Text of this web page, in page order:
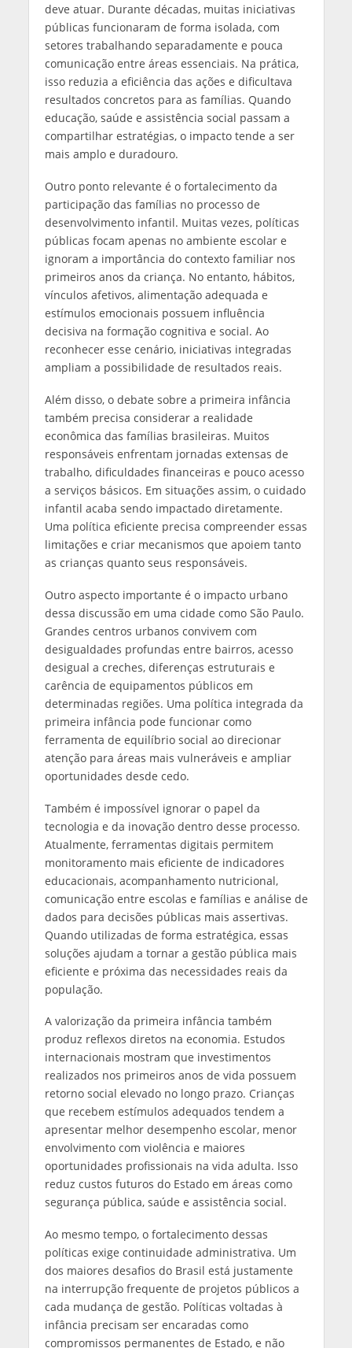
deve atuar. Durante décadas, muitas iniciativas
públicas funcionaram de forma isolada, com
setores trabalhando separadamente e pouca
comunicação entre áreas essenciais. Na prática,
isso reduzia a eficiência das ações e dificultava
resultados concretos para as famílias. Quando
educação, saúde e assistência social passam a
compartilhar estratégias, o impacto tende a ser
mais amplo e duradouro.
Outro ponto relevante é o fortalecimento da
participação das famílias no processo de
desenvolvimento infantil. Muitas vezes, políticas
públicas focam apenas no ambiente escolar e
ignoram a importância do contexto familiar nos
primeiros anos da criança. No entanto, hábitos,
vínculos afetivos, alimentação adequada e
estímulos emocionais possuem influência
decisiva na formação cognitiva e social. Ao
reconhecer esse cenário, iniciativas integradas
ampliam a possibilidade de resultados reais.
Além disso, o debate sobre a primeira infância
também precisa considerar a realidade
econômica das famílias brasileiras. Muitos
responsáveis enfrentam jornadas extensas de
trabalho, dificuldades financeiras e pouco acesso
a serviços básicos. Em situações assim, o cuidado
infantil acaba sendo impactado diretamente.
Uma política eficiente precisa compreender essas
limitações e criar mecanismos que apoiem tanto
as crianças quanto seus responsáveis.
Outro aspecto importante é o impacto urbano
dessa discussão em uma cidade como São Paulo.
Grandes centros urbanos convivem com
desigualdades profundas entre bairros, acesso
desigual a creches, diferenças estruturais e
carência de equipamentos públicos em
determinadas regiões. Uma política integrada da
primeira infância pode funcionar como
ferramenta de equilíbrio social ao direcionar
atenção para áreas mais vulneráveis e ampliar
oportunidades desde cedo.
Também é impossível ignorar o papel da
tecnologia e da inovação dentro desse processo.
Atualmente, ferramentas digitais permitem
monitoramento mais eficiente de indicadores
educacionais, acompanhamento nutricional,
comunicação entre escolas e famílias e análise de
dados para decisões públicas mais assertivas.
Quando utilizadas de forma estratégica, essas
soluções ajudam a tornar a gestão pública mais
eficiente e próxima das necessidades reais da
população.
A valorização da primeira infância também
produz reflexos diretos na economia. Estudos
internacionais mostram que investimentos
realizados nos primeiros anos de vida possuem
retorno social elevado no longo prazo. Crianças
que recebem estímulos adequados tendem a
apresentar melhor desempenho escolar, menor
envolvimento com violência e maiores
oportunidades profissionais na vida adulta. Isso
reduz custos futuros do Estado em áreas como
segurança pública, saúde e assistência social.
Ao mesmo tempo, o fortalecimento dessas
políticas exige continuidade administrativa. Um
dos maiores desafios do Brasil está justamente
na interrupção frequente de projetos públicos a
cada mudança de gestão. Políticas voltadas à
infância precisam ser encaradas como
compromissos permanentes de Estado, e não